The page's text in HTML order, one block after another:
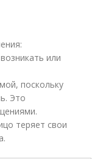
или
поскольку
Это
теряет свои